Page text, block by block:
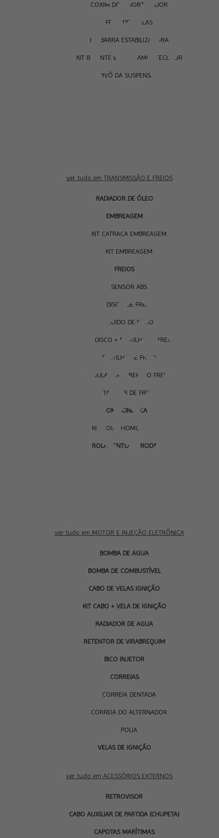
COXIM DO AMORTECEDOR
FEIXE DE MOLAS
KIT BARRA ESTABILIZADORA
KIT BATENTE E COIFA AMORTECEDOR
PIVÔ DA SUSPENSÃO
ver tudo em TRANSMISSÃO E FREIOS
RADIADOR DE ÓLEO
EMBREAGEM
KIT CATRACA EMBREAGEM
KIT EMBREAGEM
FREIOS
SENSOR ABS
DISCO DE FREIO
FLUIDO DE FREIO
KIT DISCO + PASTILHA DE FREIO
PASTILHA DE FREIO
REGULAGEM E REPARO FREIOS
TAMBOR DE FREIO
HOMOCINÉTICA
KIT COIFA HOMOCINÉTICA
ROLAMENTO DE RODA
ver tudo em MOTOR E INJEÇÃO ELETRÔNICA
BOMBA DE AGUA
BOMBA DE COMBUSTÍVEL
CABO DE VELAS IGNIÇÃO
KIT CABO + VELA DE IGNIÇÃO
RADIADOR DE AGUA
RETENTOR DE VIRABREQUIM
BICO INJETOR
CORREIAS
CORREIA DENTADA
CORREIA DO ALTERNADOR
POLIA
VELAS DE IGNIÇÃO
ver tudo em ACESSÓRIOS EXTERNOS
RETROVISOR
CABO AUXILIAR DE PARTIDA (CHUPETA)
CAPOTAS MARÍTIMAS